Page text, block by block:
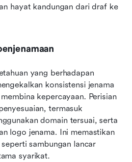
hayat kandungan dari draf ke
yang berhadapan
konsistensi jenama
kepercayaan. Perisian
termasuk
domain tersuai, serta
logo jenama. Ini memastikan
sambungan lancar
syarikat.